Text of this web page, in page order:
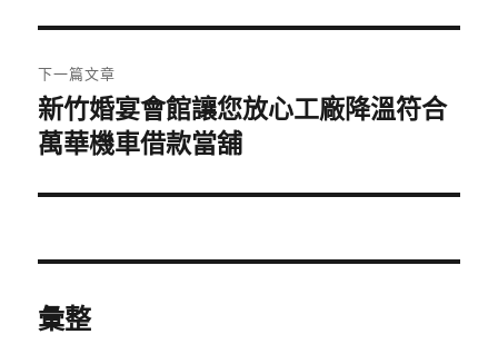
覽
文
章:
下一篇文章
下
一
文
新竹婚宴會館讓您放心工廠降溫符合
萬華機車借款當舖
彙整